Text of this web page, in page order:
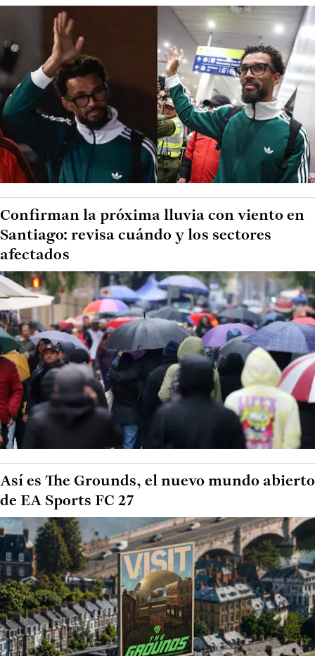
Confirman la próxima lluvia con viento en
Santiago: revisa cuándo y los sectores
afectados
Así es The Grounds, el nuevo mundo abierto
de EA Sports FC 27